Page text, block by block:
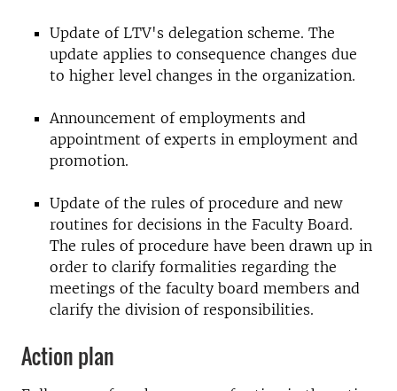
Update of LTV's delegation scheme. The
update applies to consequence changes due
to higher level changes in the organization.
Announcement of employments and
appointment of experts in employment and
promotion.
Update of the rules of procedure and new
routines for decisions in the Faculty Board.
The rules of procedure have been drawn up in
order to clarify formalities regarding the
meetings of the faculty board members and
clarify the division of responsibilities.
Action plan